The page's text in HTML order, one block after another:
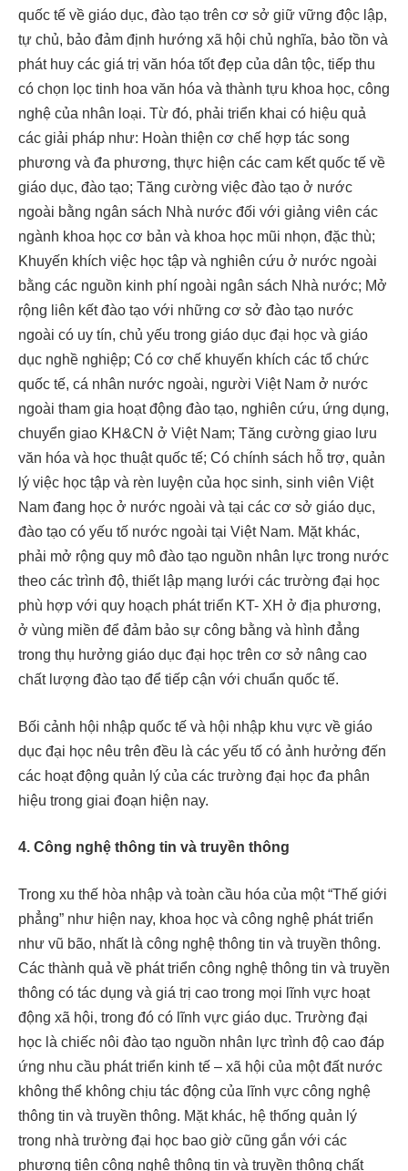
quốc tế về giáo dục, đào tạo trên cơ sở giữ vững độc lập,
tự chủ, bảo đảm định hướng xã hội chủ nghĩa, bảo tồn và
phát huy các giá trị văn hóa tốt đẹp của dân tộc, tiếp thu
có chọn lọc tinh hoa văn hóa và thành tựu khoa học, công
nghệ của nhân loại. Từ đó, phải triển khai có hiệu quả
các giải pháp như: Hoàn thiện cơ chế hợp tác song
phương và đa phương, thực hiện các cam kết quốc tế về
giáo dục, đào tạo; Tăng cường việc đào tạo ở nước
ngoài bằng ngân sách Nhà nước đối với giảng viên các
ngành khoa học cơ bản và khoa học mũi nhọn, đặc thù;
Khuyến khích việc học tập và nghiên cứu ở nước ngoài
bằng các nguồn kinh phí ngoài ngân sách Nhà nước; Mở
rộng liên kết đào tạo với những cơ sở đào tạo nước
ngoài có uy tín, chủ yếu trong giáo dục đại học và giáo
dục nghề nghiệp; Có cơ chế khuyến khích các tổ chức
quốc tế, cá nhân nước ngoài, người Việt Nam ở nước
ngoài tham gia hoạt động đào tạo, nghiên cứu, ứng dụng,
chuyển giao KH&CN ở Việt Nam; Tăng cường giao lưu
văn hóa và học thuật quốc tế; Có chính sách hỗ trợ, quản
lý việc học tập và rèn luyện của học sinh, sinh viên Việt
Nam đang học ở nước ngoài và tại các cơ sở giáo dục,
đào tạo có yếu tố nước ngoài tại Việt Nam. Mặt khác,
phải mở rộng quy mô đào tạo nguồn nhân lực trong nước
theo các trình độ, thiết lập mạng lưới các trường đại học
phù hợp với quy hoạch phát triển KT- XH ở địa phương,
ở vùng miền để đảm bảo sự công bằng và hình đẳng
trong thụ hưởng giáo dục đại học trên cơ sở nâng cao
chất lượng đào tạo để tiếp cận với chuẩn quốc tế.
Bối cảnh hội nhập quốc tế và hội nhập khu vực về giáo
dục đại học nêu trên đều là các yếu tố có ảnh hưởng đến
các hoạt động quản lý của các trường đại học đa phân
hiệu trong giai đoạn hiện nay.
4. Công nghệ thông tin và truyền thông
Trong xu thế hòa nhập và toàn cầu hóa của một “Thế giới
phẳng” như hiện nay, khoa học và công nghệ phát triển
như vũ bão, nhất là công nghệ thông tin và truyền thông.
Các thành quả về phát triển công nghệ thông tin và truyền
thông có tác dụng và giá trị cao trong mọi lĩnh vực hoạt
động xã hội, trong đó có lĩnh vực giáo dục. Trường đại
học là chiếc nôi đào tạo nguồn nhân lực trình độ cao đáp
ứng nhu cầu phát triển kinh tế – xã hội của một đất nước
không thể không chịu tác động của lĩnh vực công nghệ
thông tin và truyền thông. Mặt khác, hệ thống quản lý
trong nhà trường đại học bao giờ cũng gắn với các
phương tiện công nghệ thông tin và truyền thông chất